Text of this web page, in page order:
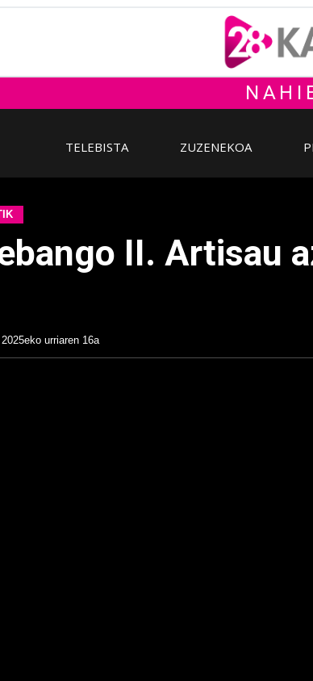
TELEBISTA ZUZENEKOA
II. Artisau
2025eko urriaren 16a